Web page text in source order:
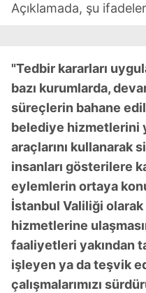
Açıklamada, şu
"Tedbir kararları
bazı kurumlarda,
süreçlerin bahane
belediye hizmetlerini
araçlarını kullanarak
insanları gösterilere
eylemlerin ortaya
İstanbul Valiliği olarak
hizmetlerine
faaliyetleri yakından
işleyen ya da teşvik
çalışmalarımızı